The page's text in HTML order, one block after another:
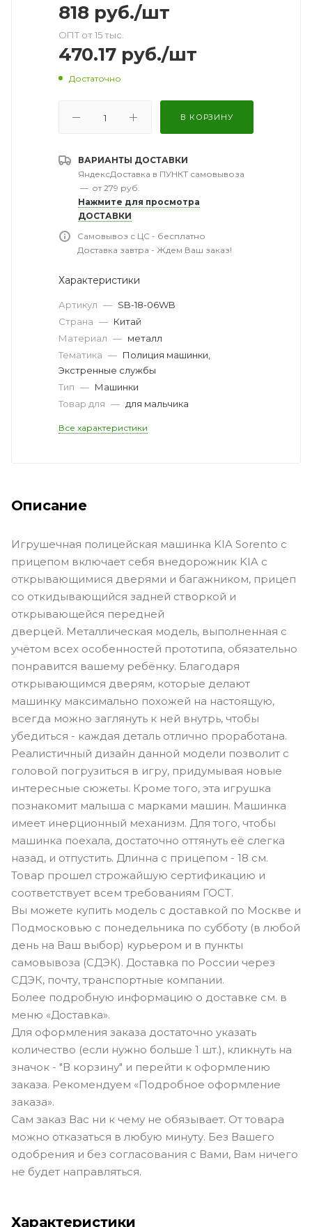
818 руб./шт
ОПТ от 15 тыс.
470.17 руб./шт
Достаточно
В КОРЗИНУ
ВАРИАНТЫ ДОСТАВКИ
ЯндексДоставка в ПУНКТ самовывоза
— от 279 руб.
Нажмите для просмотра
ДОСТАВКИ
Самовывоз с ЦС - бесплатно
Доставка завтра - Ждем Ваш заказ!
Характеристики
Артикул — SB-18-06WB
Страна — Китай
Материал — металл
Тематика — Полиция машинки,
Экстренные службы
Тип — Машинки
Товар для — для мальчика
Все характеристики
Описание
Игрушечная полицейская машинка KIA Sorento с
прицепом включает себя внедорожник KIA с
открывающимися дверями и багажником, прицеп
со откидывающийся задней створкой и
открывающейся передней
дверцей. Металлическая модель, выполненная с
учётом всех особенностей прототипа, обязательно
понравится вашему ребёнку. Благодаря
открывающимся дверям, которые делают
машинку максимально похожей на настоящую,
всегда можно заглянуть к ней внутрь, чтобы
убедиться - каждая деталь отлично проработана.
Реалистичный дизайн данной модели позволит с
головой погрузиться в игру, придумывая новые
интересные сюжеты. Кроме того, эта игрушка
познакомит малыша с марками машин. Машинка
имеет инерционный механизм. Для того, чтобы
машинка поехала, достаточно оттянуть её слегка
назад, и отпустить. Длинна с прицепом - 18 см.
Товар прошел строжайшую сертификацию и
соответствует всем требованиям ГОСТ.
Вы можете купить модель с доставкой по Москве и
Подмосковью с понедельника по субботу (в любой
день на Ваш выбор) курьером и в пункты
самовывоза (СДЭК). Доставка по России через
СДЭК, почту, транспортные компании.
Более подробную информацию о доставке см. в
меню «Доставка».
Для оформления заказа достаточно указать
количество (если нужно больше 1 шт.), кликнуть на
значок - "В корзину" и перейти к оформлению
заказа. Рекомендуем «Подробное оформление
заказа».
Сам заказ Вас ни к чему не обязывает. От товара
можно отказаться в любую минуту. Без Вашего
одобрения и без согласования с Вами, Вам ничего
не будет направляться.
Характеристики